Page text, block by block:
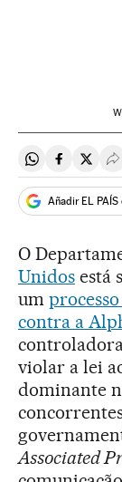
Compartir en
Compartir
Añadir EL PAÍS
O
Unidosestá
um
contra a
violar a lei
dominante
Associated